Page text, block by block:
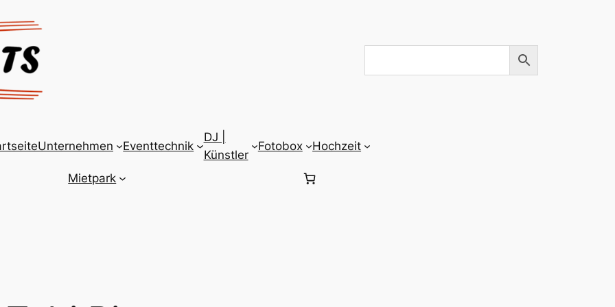
Unternehmen Eventtechnik
DJ |
Künstler
Fotobox Hochzeit
Mietpark